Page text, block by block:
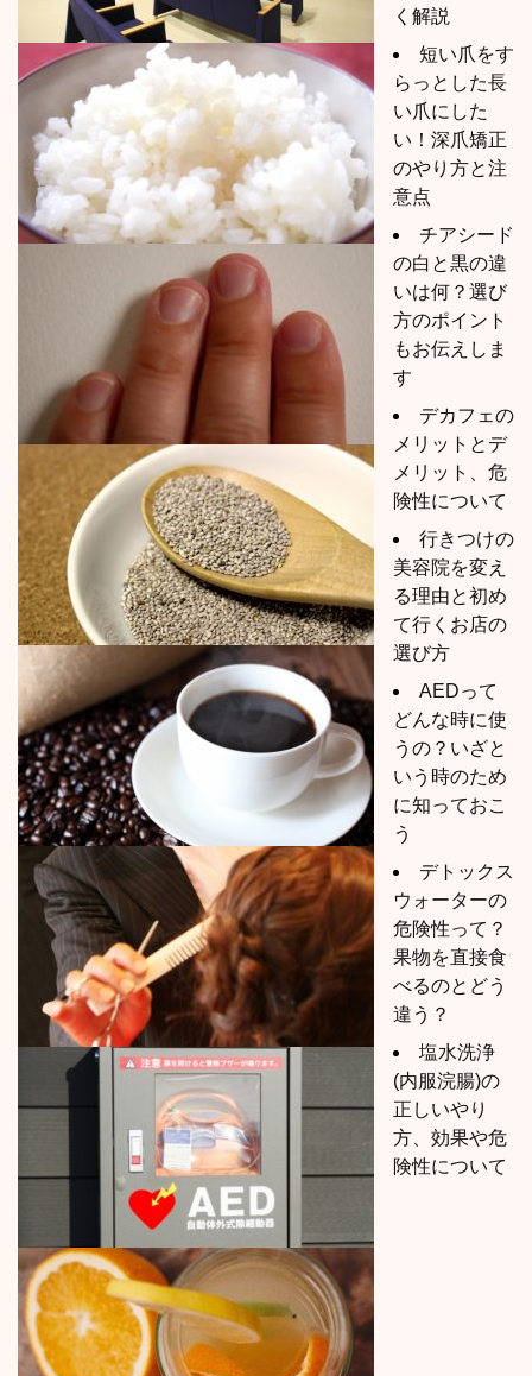
く解説
短い爪をす
らっとした長
い爪にした
い！深爪矯正
のやり方と注
意点
チアシード
の白と黒の違
いは何？選び
方のポイント
もお伝えしま
す
デカフェの
メリットとデ
メリット、危
険性について
行きつけの
美容院を変え
る理由と初め
て行くお店の
選び方
AEDって
どんな時に使
うの？いざと
いう時のため
に知っておこ
う
デトックス
ウォーターの
危険性って？
果物を直接食
べるのとどう
違う？
塩水洗浄
(内服浣腸)の
正しいやり
方、効果や危
険性について